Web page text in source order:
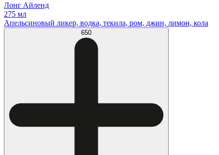
Лонг Айленд
275 мл
Апельсиновый ликер, водка, текила, ром, джин, лимон, кола
650